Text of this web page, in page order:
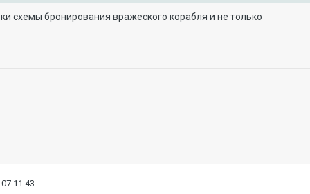
схемы бронирования вражеского корабля и не только